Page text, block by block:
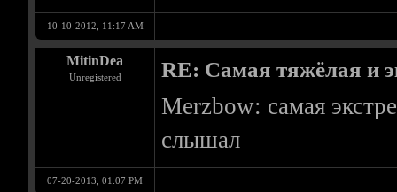
10-10-2012, 11:17 AM
MitinDea
Unregistered RE: Самая тяжёлая и
Merzbow: самая
слышал
07-20-2013, 01:07 PM